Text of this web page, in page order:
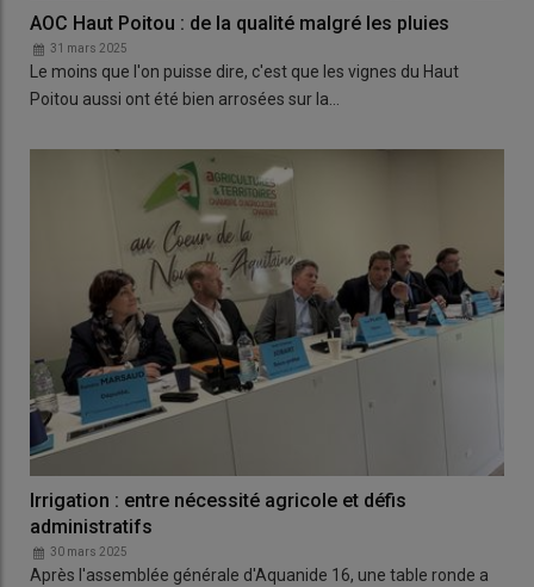
AOC Haut Poitou : de la qualité malgré les pluies
31 mars 2025
Le moins que l'on puisse dire, c'est que les vignes du Haut
Poitou aussi ont été bien arrosées sur la…
Irrigation : entre nécessité agricole et défis
administratifs
30 mars 2025
Après l'assemblée générale d'Aquanide 16, une table ronde a